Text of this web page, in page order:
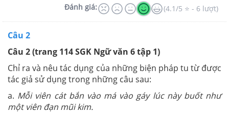
Đánh giá: (4.1/5 ⭐ - 6 lượt)
Câu 2
Câu 2 (trang 114 SGK Ngữ văn 6 tập 1)
Chỉ ra và nêu tác dụng của những biện pháp tu từ được
tác giả sử dụng trong những câu sau:
a. Mỗi viên cát bắn vào má vào gáy lúc này buốt như
một viên đạn mũi kim.